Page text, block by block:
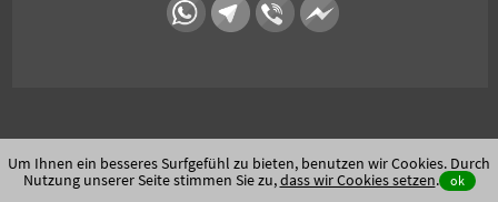
Um Ihnen ein besseres Surfgefühl zu bieten, benutzen wir Cookies. Durch
Nutzung unserer Seite stimmen Sie zu,dass wir Cookies setzen. ok